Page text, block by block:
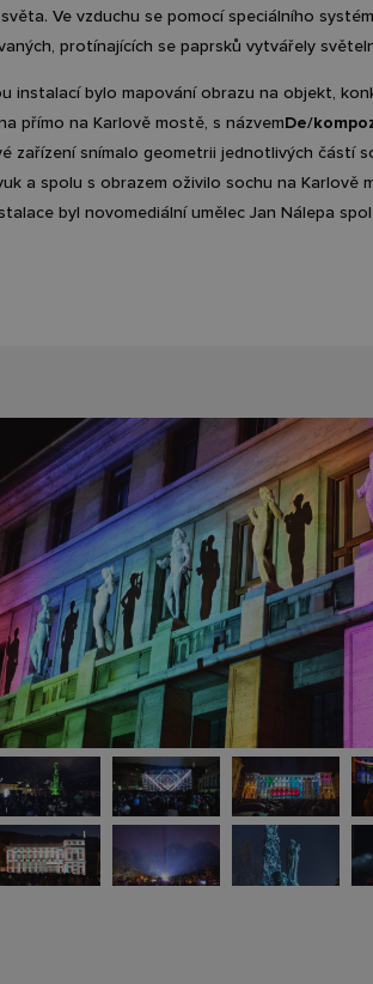
Ve vzduchu se pomocí speciálního
protínajících se paprsků vytvářely
instalací bylo mapování obrazu na objekt,
přímo na Karlově mostě, s názvemDe/
zařízení snímalo geometrii jednotlivých částí
a spolu s obrazem oživilo sochu na Karlově
byl novomediální umělec Jan Nálepa